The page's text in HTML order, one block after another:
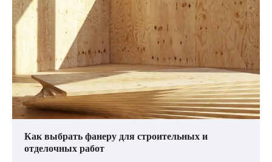
Как выбрать фанеру для строительных и
отделочных работ